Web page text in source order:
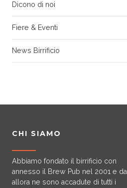
Dicono di noi
Fiere & Eventi
News Birrificio
CHI SIAMO
Abbiamo fondato il birrificio con
annesso il Brew Pub nel 2001 e da
allora ne sono accadute di tutti i